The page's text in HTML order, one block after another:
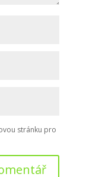
stránku pro